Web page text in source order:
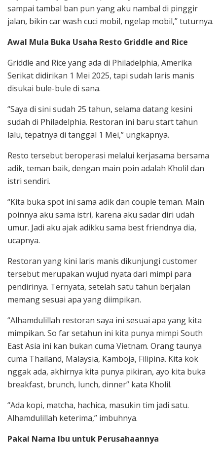
sampai tambal ban pun yang aku nambal di pinggir
jalan, bikin car wash cuci mobil, ngelap mobil,” tuturnya.
Awal Mula Buka Usaha Resto Griddle and Rice
Griddle and Rice yang ada di Philadelphia, Amerika
Serikat didirikan 1 Mei 2025, tapi sudah laris manis
disukai bule-bule di sana.
“Saya di sini sudah 25 tahun, selama datang kesini
sudah di Philadelphia. Restoran ini baru start tahun
lalu, tepatnya di tanggal 1 Mei,” ungkapnya.
Resto tersebut beroperasi melalui kerjasama bersama
adik, teman baik, dengan main poin adalah Kholil dan
istri sendiri.
“Kita buka spot ini sama adik dan couple teman. Main
poinnya aku sama istri, karena aku sadar diri udah
umur. Jadi aku ajak adikku sama best friendnya dia,
ucapnya.
Restoran yang kini laris manis dikunjungi customer
tersebut merupakan wujud nyata dari mimpi para
pendirinya. Ternyata, setelah satu tahun berjalan
memang sesuai apa yang diimpikan.
“Alhamdulillah restoran saya ini sesuai apa yang kita
mimpikan. So far setahun ini kita punya mimpi South
East Asia ini kan bukan cuma Vietnam. Orang taunya
cuma Thailand, Malaysia, Kamboja, Filipina. Kita kok
nggak ada, akhirnya kita punya pikiran, ayo kita buka
breakfast, brunch, lunch, dinner” kata Kholil.
“Ada kopi, matcha, hachica, masukin tim jadi satu.
Alhamdulillah keterima,” imbuhnya.
Pakai Nama Ibu untuk Perusahaannya